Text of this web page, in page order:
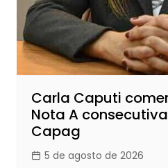
Carla Caputi
Nota A
Capag
5 de agosto de 2026